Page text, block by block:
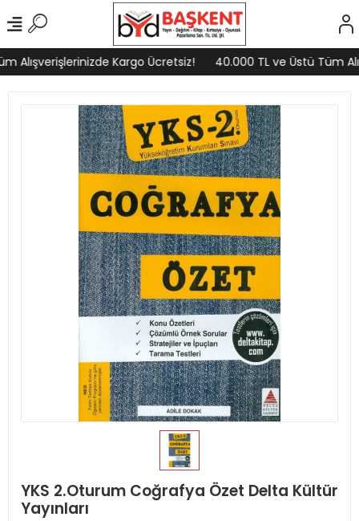
Alışverişlerinizde Kargo Ücretsiz! 40.000 TL ve Üstü Tüm
YKS 2.Oturum Coğrafya Özet Delta Kültür
Yayınları